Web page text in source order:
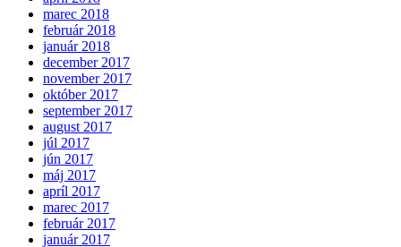
marec 2018
február 2018
január 2018
december 2017
november 2017
október 2017
september 2017
august 2017
júl 2017
jún 2017
máj 2017
apríl 2017
marec 2017
február 2017
január 2017